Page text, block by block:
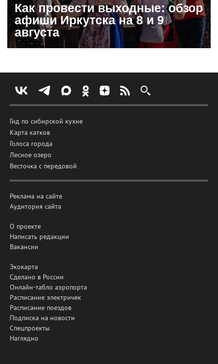
Как провести выходные: обзор
афиши Иркутска на 8 и 9
августа
Гид по сибирской кухне
Карта катков
Голоса города
Лесное озеро
Весточка с передовой
Реклама на сайте
Аудитория сайта
О проекте
Написать редакции
Вакансии
Экокарта
Сделано в России
Онлайн-табло аэропорта
Расписание электричек
Расписание поездов
Подписка на новости
Спецпроекты
Наглядно